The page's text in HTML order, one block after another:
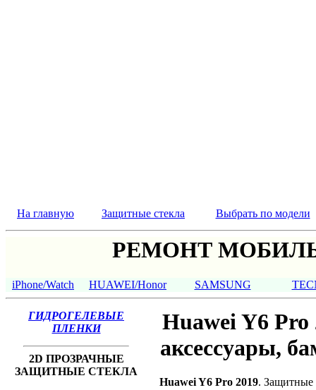
На главную Защитные стекла Выбрать по модели
РЕМОНТ
iPhone/Watch HUAWEI/Honor SAMSUNG
ГИДРОГЕЛЕВЫЕ
ПЛЕНКИ
2D ПРОЗРАЧНЫЕ
ЗАЩИТНЫЕ СТЕКЛА
Huawei Y6
аксессуары,
Huawei Y6 Pro 2019. Защитные